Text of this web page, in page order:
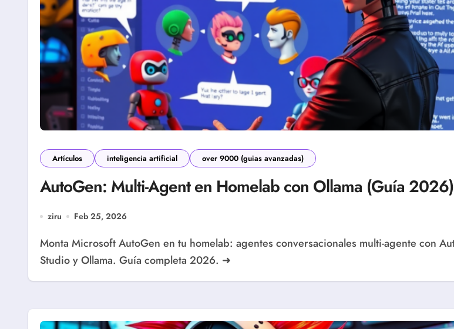
Artículos inteligencia artificial over 9000 (guias avanzadas)
AutoGen: Multi-Agent en Homelab con Ollama (Guía 2026)
ziru Feb 25, 2026
Monta Microsoft AutoGen en tu homelab: agentes conversacionales multi-agente con AutoGen
Studio y Ollama. Guía completa 2026. ➜